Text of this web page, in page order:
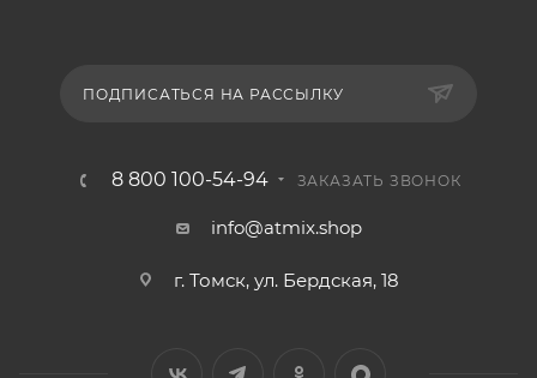
ПОДПИСАТЬСЯ НА РАССЫЛКУ
8 800 100-54-94 ЗАКАЗАТЬ ЗВОНОК
info@atmix.shop
г. Томск, ул. Бердская, 18